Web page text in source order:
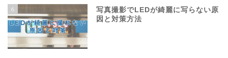
6
写真撮影でLEDが綺麗に写らない原
因と対策方法